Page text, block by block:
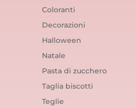
Coloranti
Decorazioni
Halloween
Natale
Pasta di zucchero
Taglia biscotti
Teglie